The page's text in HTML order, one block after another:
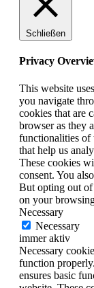
Schließen
Privacy
This website
you navigate
cookies that are
browser as they
functionalities of
that help us
These cookies
consent. You
But opting out of
on your
Necessary
Necessary
immer aktiv
Necessary
function
ensures basic